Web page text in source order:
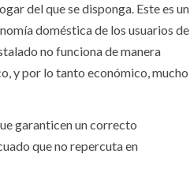
del que se disponga. Este es un
doméstica de los usuarios de
no funciona de manera
y por lo tanto económico, mucho
garanticen un correcto
que no repercuta en